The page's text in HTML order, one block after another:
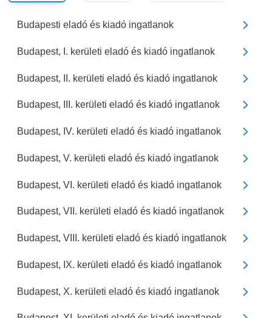
Budapesti eladó és kiadó ingatlanok
Budapest, I. kerületi eladó és kiadó ingatlanok
Budapest, II. kerületi eladó és kiadó ingatlanok
Budapest, III. kerületi eladó és kiadó ingatlanok
Budapest, IV. kerületi eladó és kiadó ingatlanok
Budapest, V. kerületi eladó és kiadó ingatlanok
Budapest, VI. kerületi eladó és kiadó ingatlanok
Budapest, VII. kerületi eladó és kiadó ingatlanok
Budapest, VIII. kerületi eladó és kiadó ingatlanok
Budapest, IX. kerületi eladó és kiadó ingatlanok
Budapest, X. kerületi eladó és kiadó ingatlanok